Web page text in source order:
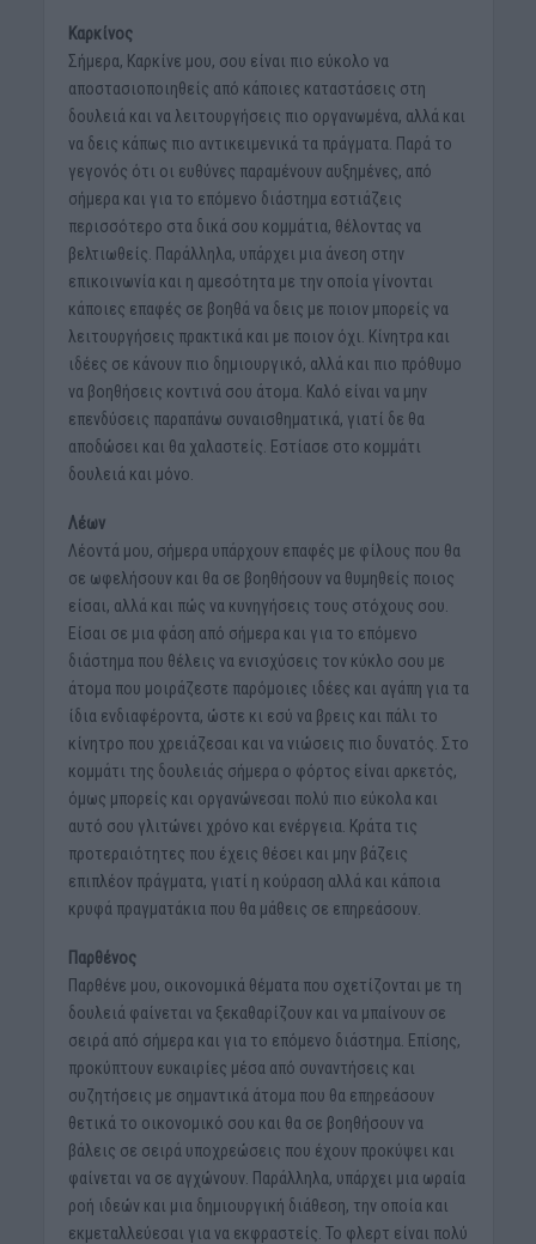
Καρκίνος
Σήμερα, Καρκίνε μου, σου είναι πιο εύκολο να
αποστασιοποιηθείς από κάποιες καταστάσεις στη
δουλειά και να λειτουργήσεις πιο οργανωμένα, αλλά και
να δεις κάπως πιο αντικειμενικά τα πράγματα. Παρά το
γεγονός ότι οι ευθύνες παραμένουν αυξημένες, από
σήμερα και για το επόμενο διάστημα εστιάζεις
περισσότερο στα δικά σου κομμάτια, θέλοντας να
βελτιωθείς. Παράλληλα, υπάρχει μια άνεση στην
επικοινωνία και η αμεσότητα με την οποία γίνονται
κάποιες επαφές σε βοηθά να δεις με ποιον μπορείς να
λειτουργήσεις πρακτικά και με ποιον όχι. Κίνητρα και
ιδέες σε κάνουν πιο δημιουργικό, αλλά και πιο πρόθυμο
να βοηθήσεις κοντινά σου άτομα. Καλό είναι να μην
επενδύσεις παραπάνω συναισθηματικά, γιατί δε θα
αποδώσει και θα χαλαστείς. Εστίασε στο κομμάτι
δουλειά και μόνο.
Λέων
Λέοντά μου, σήμερα υπάρχουν επαφές με φίλους που θα
σε ωφελήσουν και θα σε βοηθήσουν να θυμηθείς ποιος
είσαι, αλλά και πώς να κυνηγήσεις τους στόχους σου.
Είσαι σε μια φάση από σήμερα και για το επόμενο
διάστημα που θέλεις να ενισχύσεις τον κύκλο σου με
άτομα που μοιράζεστε παρόμοιες ιδέες και αγάπη για τα
ίδια ενδιαφέροντα, ώστε κι εσύ να βρεις και πάλι το
κίνητρο που χρειάζεσαι και να νιώσεις πιο δυνατός. Στο
κομμάτι της δουλειάς σήμερα ο φόρτος είναι αρκετός,
όμως μπορείς και οργανώνεσαι πολύ πιο εύκολα και
αυτό σου γλιτώνει χρόνο και ενέργεια. Κράτα τις
προτεραιότητες που έχεις θέσει και μην βάζεις
επιπλέον πράγματα, γιατί η κούραση αλλά και κάποια
κρυφά πραγματάκια που θα μάθεις σε επηρεάσουν.
Παρθένος
Παρθένε μου, οικονομικά θέματα που σχετίζονται με τη
δουλειά φαίνεται να ξεκαθαρίζουν και να μπαίνουν σε
σειρά από σήμερα και για το επόμενο διάστημα. Επίσης,
προκύπτουν ευκαιρίες μέσα από συναντήσεις και
συζητήσεις με σημαντικά άτομα που θα επηρεάσουν
θετικά το οικονομικό σου και θα σε βοηθήσουν να
βάλεις σε σειρά υποχρεώσεις που έχουν προκύψει και
φαίνεται να σε αγχώνουν. Παράλληλα, υπάρχει μια ωραία
ροή ιδεών και μια δημιουργική διάθεση, την οποία και
εκμεταλλεύεσαι για να εκφραστείς. Το φλερτ είναι πολύ